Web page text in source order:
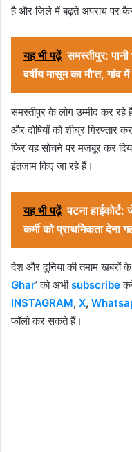
है और जिले में बढ़ते अपराध पर
यह भी पढ़ें समस्तीपुर:
वर्षीय मासूम का मौ'त, गांव
समस्तीपुर के लोग उम्मीद कर रहे
और दोषियों को शीघ्र गिरफ्तार
फिर यह सोचने पर मजबूर कर
इंतजाम किए जा रहे हैं।
यह भी पढ़ें पटना
कर्मी को प्राथमिकता देना
देश और दुनिया की तमाम खबरों
Ghar’ को अभीsubscribe
INSTAGRAM, X,
फॉलो कर सकते हैं।